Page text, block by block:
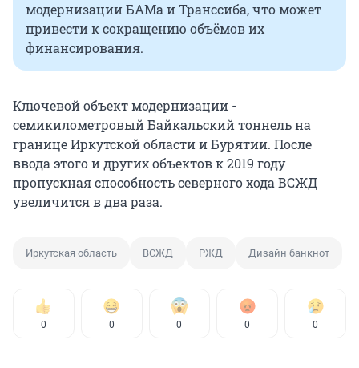
модернизации БАМа и Транссиба, что может
привести к сокращению объёмов их
финансирования.
Ключевой объект модернизации -
семикилометровый Байкальский тоннель на
границе Иркутской области и Бурятии. После
ввода этого и других объектов к 2019 году
пропускная способность северного хода ВСЖД
увеличится в два раза.
Иркутская область ВСЖД РЖД Дизайн банкнот
0 0 0 0 0